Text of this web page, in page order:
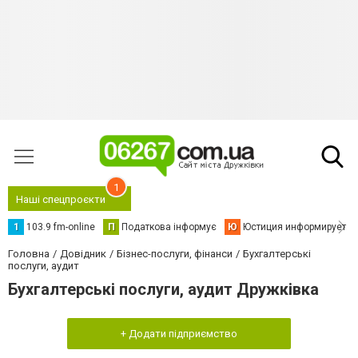
Наші спецпроєкти
1
1 103.9 fm-online П Податкова інформує Ю Юстиция информирует
Головна Довідник Бізнес-послуги, фінанси
Бухгалтерські
послуги, аудит
Бухгалтерські послуги, аудит Дружківка
+ Додати підприємство